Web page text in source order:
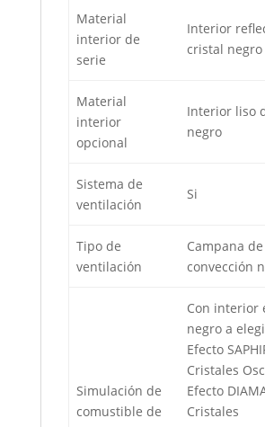
Material
interior de
serie
Interior
cristal negro
Material
interior
opcional
Interior liso
negro
Sistema de
ventilación
Si
Tipo de
ventilación
Campana de
convección
Simulación de
comustible de
Con interior
negro a
Efecto
Cristales
Efecto
Cristales